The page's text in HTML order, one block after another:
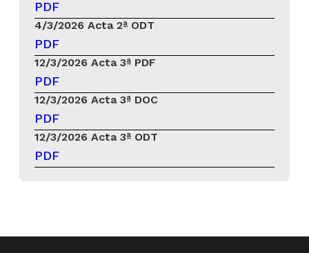
PDF
4/3/2026 Acta 2ª ODT
PDF
12/3/2026 Acta 3ª PDF
PDF
12/3/2026 Acta 3ª DOC
PDF
12/3/2026 Acta 3ª ODT
PDF